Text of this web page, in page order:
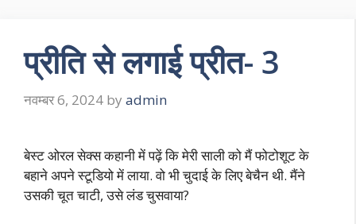
प्रीति से लगाई प्रीत- 3
नवम्बर 6, 2024 by admin
बेस्ट ओरल सेक्स कहानी में पढ़ें कि मेरी साली को मैं फोटोशूट के
बहाने अपने स्टूडियो में लाया. वो भी चुदाई के लिए बेचैन थी. मैंने
उसकी चूत चाटी, उसे लंड चुसवाया?